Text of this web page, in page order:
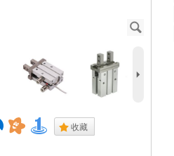
J
5
. 收藏